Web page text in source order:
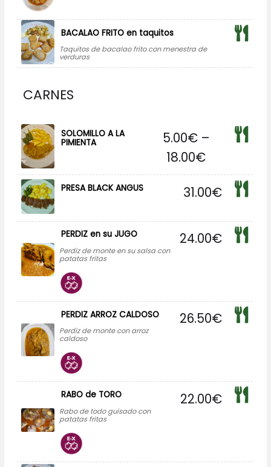
BACALAO FRITO en taquitos
Taquitos de bacalao frito con menestra de
verduras
CARNES
SOLOMILLO A LA
PIMIENTA 5.00€–
18.00€
PRESA BLACK ANGUS 31.00€
PERDIZ en su JUGO
Perdiz de monte en su salsa con
patatas fritas
24.00€
PERDIZ ARROZ CALDOSO
Perdiz de monte con arroz
caldoso
26.50€
RABO de TORO
Rabo de todo guisado con
patatas fritas
22.00€